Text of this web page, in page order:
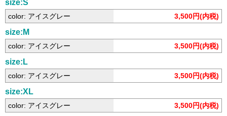
size:S
color: アイスグレー 3,500円(内税)
size:M
color: アイスグレー 3,500円(内税)
size:L
color: アイスグレー 3,500円(内税)
size:XL
color: アイスグレー 3,500円(内税)